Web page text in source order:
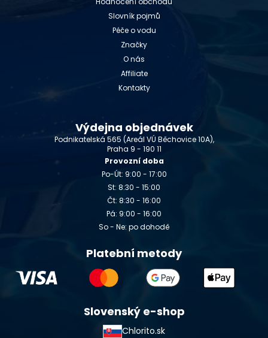
Slovník pojmů
Péče o vodu
Značky
O nás
Affiliate
Kontakty
Výdejna objednávek
Podnikatelská 565 (Areál VÚ Běchovice 10A),
Praha 9 - 190 11
Provozní doba
Po-Út: 9:00 - 17:00
St: 8:30 - 15:00
Čt: 8:30 - 16:00
Pá: 9:00 - 16:00
So - Ne: po dohodě
Platební metody
Slovenský e-shop
Chlorito.sk